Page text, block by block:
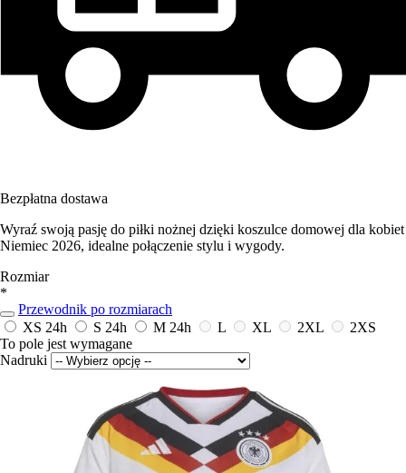
Bezpłatna dostawa
Wyraź swoją pasję do piłki nożnej dzięki koszulce domowej dla kobiet
Niemiec 2026, idealne połączenie stylu i wygody.
Rozmiar
*
Przewodnik po rozmiarach
XS 24h S 24h M 24h L XL 2XL
2XS
To pole jest wymagane
Nadruki